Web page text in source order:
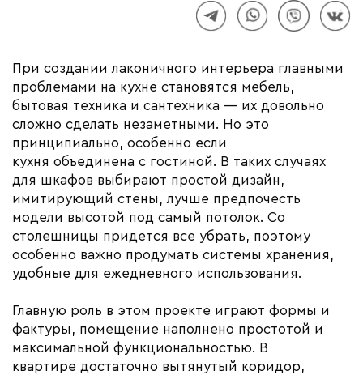
При создании лаконичного интерьера главными
проблемами на кухне становятся мебель,
бытовая техника и сантехника — их довольно
сложно сделать незаметными. Но это
принципиально, особенно если
кухня объединена с гостиной. В таких случаях
для шкафов выбирают простой дизайн,
имитирующий стены, лучше предпочесть
модели высотой под самый потолок. Со
столешницы придется все убрать, поэтому
особенно важно продумать системы хранения,
удобные для ежедневного использования.
Главную роль в этом проекте играют формы и
фактуры, помещение наполнено простотой и
максимальной функциональностью. В
квартире достаточно вытянутый коридор,